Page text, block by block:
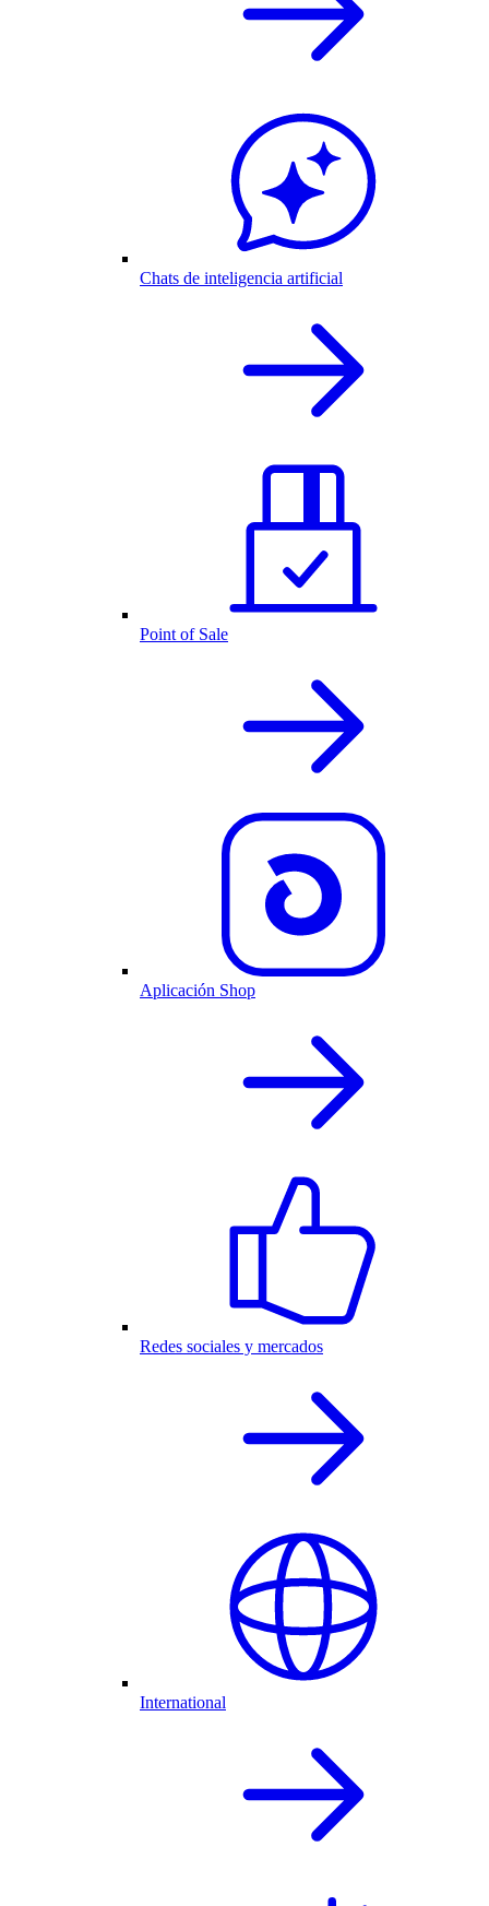
Chats de inteligencia artificial
Point of Sale
Aplicación Shop
Redes sociales y mercados
International